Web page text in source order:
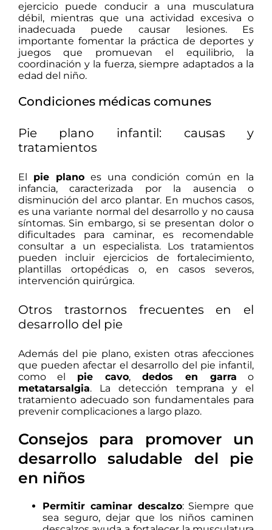
ejercicio puede conducir a una musculatura
débil, mientras que una actividad excesiva o
inadecuada puede causar lesiones.
Es
importante fomentar la práctica de deportes y
juegos que promuevan el equilibrio, la
coordinación y la fuerza, siempre adaptados a la
edad del niño.
Condiciones médicas comunes
Pie plano infantil: causas y
tratamientos
El pie planoes una condición común en la
infancia, caracterizada por la ausencia o
disminución del arco plantar. En muchos casos,
es una variante normal del desarrollo y no causa
síntomas. Sin embargo, si se presentan dolor o
dificultades para caminar, es recomendable
consultar a un especialista.
Los tratamientos
pueden incluir ejercicios de fortalecimiento,
plantillas ortopédicas o, en casos severos,
intervención quirúrgica.
Otros trastornos frecuentes en el
desarrollo del pie
Además del pie plano, existen otras afecciones
que pueden afectar el desarrollo del pie infantil,
como el pie cavo, dedos en garra o
metatarsalgia.
La detección temprana y el
tratamiento adecuado son fundamentales para
prevenir complicaciones a largo plazo.
Consejos para promover un
desarrollo saludable del pie
en niños
Permitir caminar descalzo: Siempre que
sea seguro, dejar que los niños caminen